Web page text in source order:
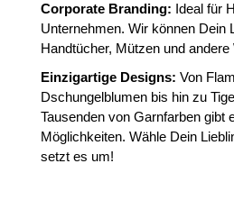
Corporate Branding: Ideal für
Unternehmen. Wir können Dein
Handtücher, Mützen und
Einzigartige Designs: Von
Dschungelblumen bis hin zu
Tausenden von Garnfarben gibt
Möglichkeiten. Wähle Dein
setzt es um!